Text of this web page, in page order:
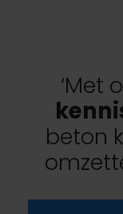
‘Met
beton